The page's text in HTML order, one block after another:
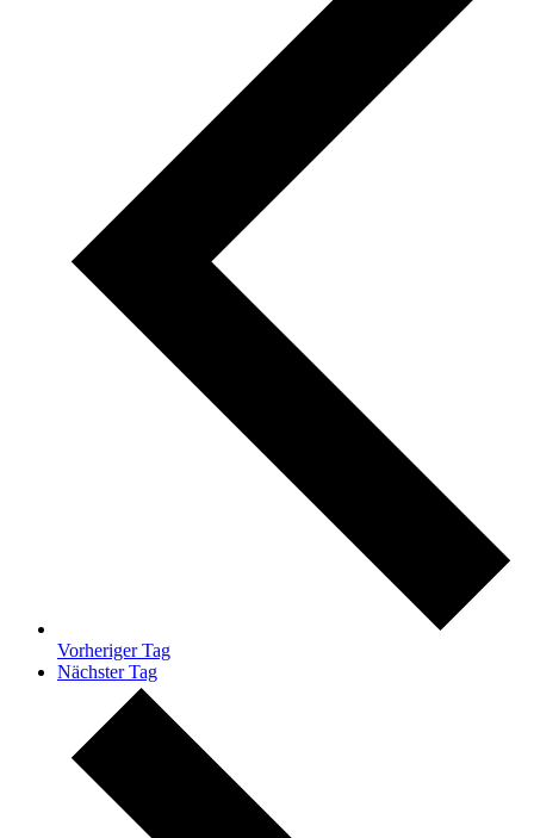
Vorheriger Tag
Nächster Tag